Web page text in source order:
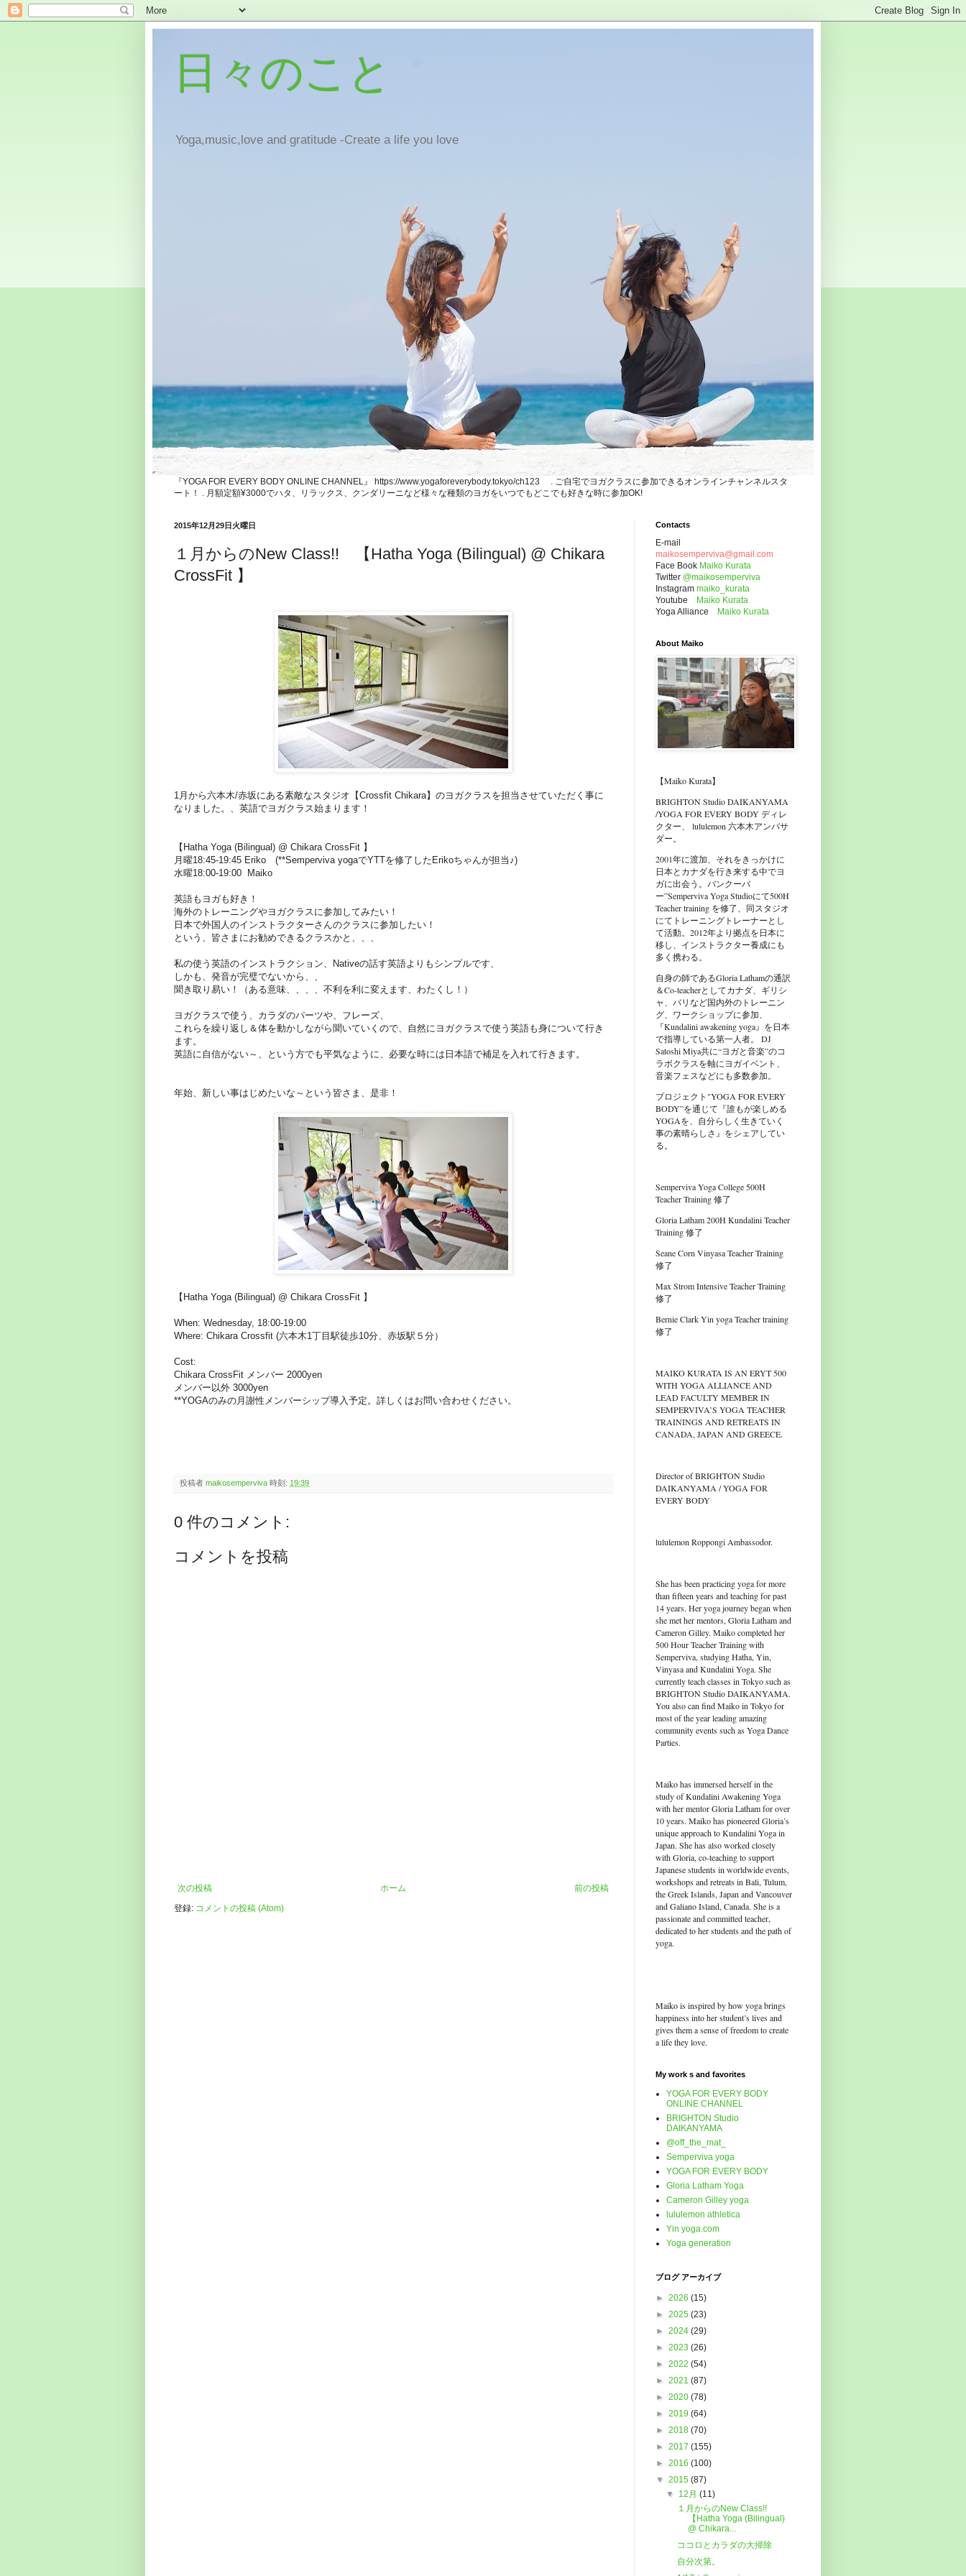
日々のこと
Yoga,music,love and gratitude -Create a life you love
『YOGA FOR EVERY BODY ONLINE CHANNEL』 https://www.yogaforeverybody.tokyo/ch123 . ご自宅でヨガクラスに参加できるオンラインチャンネルスタ
ート！ . 月額定額¥3000でハタ、リラックス、クンダリーニなど様々な種類のヨガをいつでもどこでも好きな時に参加OK!
2015年12月29日火曜日
１月からのNew Class!! 【Hatha Yoga (Bilingual) @ Chikara
CrossFit 】
1月から六本木/赤坂にある素敵なスタジオ【Crossfit Chikara】のヨガクラスを担当させていただく事に
なりました。、英語でヨガクラス始まります！
【Hatha Yoga (Bilingual) @ Chikara CrossFit 】
月曜18:45-19:45 Eriko (**Semperviva yogaでYTTを修了したErikoちゃんが担当♪)
水曜18:00-19:00 Maiko
英語もヨガも好き！
海外のトレーニングやヨガクラスに参加してみたい！
日本で外国人のインストラクターさんのクラスに参加したい！
という、皆さまにお勧めできるクラスかと、、、
私の使う英語のインストラクション、Nativeの話す英語よりもシンプルです、
しかも、発音が完璧でないから、、
聞き取り易い！（ある意味、、、、不利を利に変えます、わたくし！）
ヨガクラスで使う、カラダのパーツや、フレーズ、
これらを繰り返し＆体を動かしながら聞いていくので、自然にヨガクラスで使う英語も身について行き
ます。
英語に自信がない～、という方でも平気なように、必要な時には日本語で補足を入れて行きます。
年始、新しい事はじめたいな～という皆さま、是非！
【Hatha Yoga (Bilingual) @ Chikara CrossFit 】
When: Wednesday, 18:00-19:00
Where: Chikara Crossfit (六本木1丁目駅徒歩10分、赤坂駅５分）
Cost:
Chikara CrossFit メンバー 2000yen
メンバー以外 3000yen
**YOGAのみの月謝性メンバーシップ導入予定。詳しくはお問い合わせください。
投稿者 maikosemperviva 時刻: 19:39
0 件のコメント:
コメントを投稿
次の投稿 前の投稿
ホーム
登録: コメントの投稿 (Atom)
Contacts
E-mail
maikosemperviva@gmail.com
Face Book Maiko Kurata
Twitter @maikosemperviva
Instagram maiko_kurata
Youtube
Maiko Kurata
Yoga Alliance
Maiko Kurata
About Maiko
【Maiko Kurata】
BRIGHTON Studio DAIKANYAMA
/YOGA FOR EVERY BODY ディレ
クター、 lululemon 六本木アンバサ
ダー。
2001年に渡加、それをきっかけに
日本とカナダを行き来する中でヨ
ガに出会う。バンクーバ
ー”Semperviva Yoga Studioにて500H
Teacher training を修了、同スタジオ
にてトレーニングトレーナーとし
て活動。2012年より拠点を日本に
移し、インストラクター養成にも
多く携わる。
自身の師であるGloria Lathamの通訳
＆Co-teacherとしてカナダ、ギリシ
ャ、バリなど国内外のトレーニン
グ、ワークショップに参加、
『Kundalini awakening yoga』を日本
で指導している第一人者。 DJ
Satoshi Miya共に“ヨガと音楽”のコ
ラボクラスを軸にヨガイベント、
音楽フェスなどにも多数参加。
プロジェクト"YOGA FOR EVERY
BODY”を通じて『誰もが楽しめる
YOGAを、自分らしく生きていく
事の素晴らしさ』をシェアしてい
る。
Semperviva Yoga College 500H
Teacher Training 修了
Gloria Latham 200H Kundalini Teacher
Training 修了
Seane Corn Vinyasa Teacher Training
修了
Max Strom Intensive Teacher Training
修了
Bernie Clark Yin yoga Teacher training
修了
MAIKO KURATA IS AN ERYT 500
WITH YOGA ALLIANCE AND
LEAD FACULTY MEMBER IN
SEMPERVIVA’S YOGA TEACHER
TRAININGS AND RETREATS IN
CANADA, JAPAN AND GREECE.
Director of BRIGHTON Studio
DAIKANYAMA / YOGA FOR
EVERY BODY
lululemon Roppongi Ambassodor.
She has been practicing yoga for more
than fifteen years and teaching for past
14 years. Her yoga journey began when
she met her mentors, Gloria Latham and
Cameron Gilley. Maiko completed her
500 Hour Teacher Training with
Semperviva, studying Hatha, Yin,
Vinyasa and Kundalini Yoga. She
currently teach classes in Tokyo such as
BRIGHTON Studio DAIKANYAMA.
You also can find Maiko in Tokyo for
most of the year leading amazing
community events such as Yoga Dance
Parties.
Maiko has immersed herself in the
study of Kundalini Awakening Yoga
with her mentor Gloria Latham for over
10 years. Maiko has pioneered Gloria’s
unique approach to Kundalini Yoga in
Japan. She has also worked closely
with Gloria, co-teaching to support
Japanese students in worldwide events,
workshops and retreats in Bali, Tulum,
the Greek Islands, Japan and Vancouver
and Galiano Island, Canada. She is a
passionate and committed teacher,
dedicated to her students and the path of
yoga.
Maiko is inspired by how yoga brings
happiness into her student’s lives and
gives them a sense of freedom to create
a life they love.
My work s and favorites
YOGA FOR EVERY BODY
ONLINE CHANNEL
BRIGHTON Studio
DAIKANYAMA
@off_the_mat_
Semperviva yoga
YOGA FOR EVERY BODY
Gloria Latham Yoga
Cameron Gilley yoga
lululemon athletica
Yin yoga.com
Yoga generation
ブログ アーカイブ
► 2026 (15)
► 2025 (23)
► 2024 (29)
► 2023 (26)
► 2022 (54)
► 2021 (87)
► 2020 (78)
► 2019 (64)
► 2018 (70)
► 2017 (155)
► 2016 (100)
▼ 2015 (87)
▼ 12月(11)
１月からのNew Class!!
【Hatha Yoga (Bilingual)
@ Chikara...
ココロとカラダの大掃除
自分次第。